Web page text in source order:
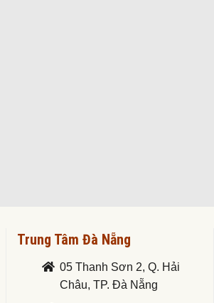
Trung Tâm Đà Nẵng
05 Thanh Sơn 2, Q. Hải
Châu, TP. Đà Nẵng